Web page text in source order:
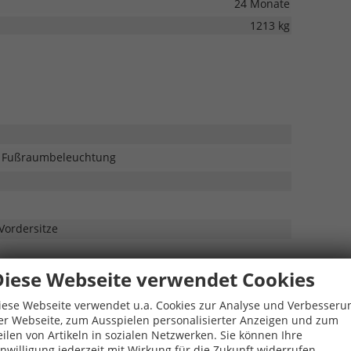
24 Monate
1213 kg
und Fensterheberschaltern, an Auströmern vorn auf
Instrumententafel und Türverkleidungen vorn
Webseite verwendet Cookies
Webseite verwendet u.a. Cookies zur Analyse und
Webseite, zum Ausspielen personalisierter Anzeigen und zum
von Artikeln in sozialen Netzwerken. Sie können Ihre